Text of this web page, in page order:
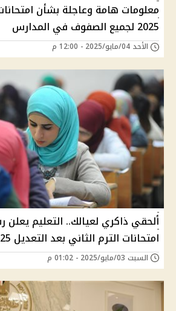
معلومات هامة وعاجلة بشأن
2025 لجميع الصفوف في المدارس
الأحد 04/مايو/2025 - 12:00 م
ألحقي ذاكري لعيالك.. التعليم يعلن
امتحانات الترم الثاني بعد التعديل 2025
السبت 03/مايو/2025 - 01:02 م